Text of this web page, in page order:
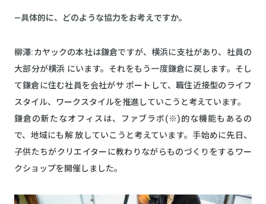
—具体的に、どのような協力をお考えですか。
柳澤:カヤックの本社は鎌倉ですが、横浜に支社があり、社員の
大部分が横浜 にいます。それをもう一度鎌倉に戻します。そし
て鎌倉に住む社員を会社がサ ポートして、職住近接型のライフ
スタイル、ワークスタイルを推進していこうと考えています。
鎌倉の新たなオフィスは、ファブラボ(※)的な機能もあるの
で、地域にも解 放していこうと考えています。手始めに先日、
子供たちがクリエイターに教わりながらものづくりをするワー
クショップを開催しました。